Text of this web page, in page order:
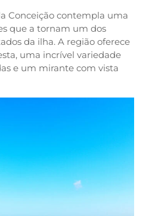
Conceição contempla uma
que a tornam um dos
da ilha. A região oferece
uma incrível variedade
e um mirante com vista